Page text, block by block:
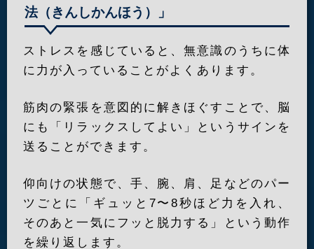
法（きんしかんほう）」
ストレスを感じていると、無意識のうちに体
に力が入っていることがよくあります。
筋肉の緊張を意図的に解きほぐすことで、脳
にも「リラックスしてよい」というサインを
送ることができます。
仰向けの状態で、手、腕、肩、足などのパー
ツごとに「ギュッと7〜8秒ほど力を入れ、
そのあと一気にフッと脱力する」という動作
を繰り返します。